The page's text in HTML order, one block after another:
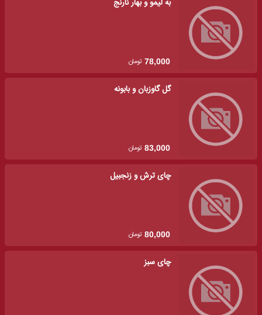
به لیمو و بهار نارنج
78,000 تومان
گل گاوزبان و بابونه
83,000 تومان
چای ترش و زنجبیل
80,000 تومان
چای سبز